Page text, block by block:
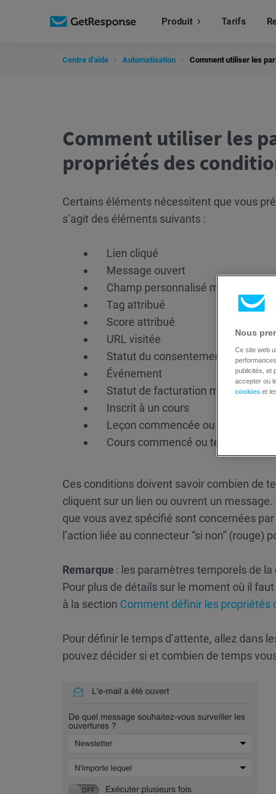
Produit Tarifs
Centre d'aide Automatisation Comment utiliser les
Comment utiliser les
propriétés des
Certains éléments nécessitent que vous
s’agit des éléments suivants :
Lien cliqué
Message ouvert
Champ personnalisé modifié
Tag attribué
Score attribué
URL visitée
Statut du consentement mis à jour
Événement
Statut de facturation modifié
Inscrit à un cours
Leçon commencée ou terminée
Cours commencé ou terminé
Ces conditions doivent savoir combien de
cliquent sur un lien ou ouvrent un
que vous avez spécifié sont concernées
l’action liée au connecteur “si non”
Remarque : les paramètres temporels de la
Pour plus de détails sur le moment où il
à la section Comment définir les propriétés
Pour définir le temps d’attente, allez dans
pouvez décider si et combien de temps
Nous
Ce site web
publicités, et
accepter ou
cookies et